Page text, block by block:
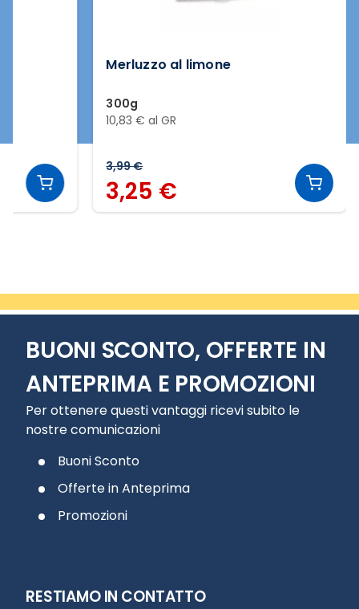
Merluzzo al limone
300g
10,83 € al GR
3,99 €
3,25 €
BUONI SCONTO, OFFERTE IN
ANTEPRIMA E PROMOZIONI
Per ottenere questi vantaggi ricevi subito le
nostre comunicazioni
Buoni Sconto
Offerte in Anteprima
Promozioni
RESTIAMO IN CONTATTO